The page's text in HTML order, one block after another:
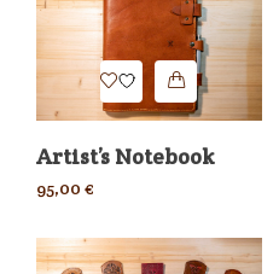
Artist’s Notebook
95,00 €